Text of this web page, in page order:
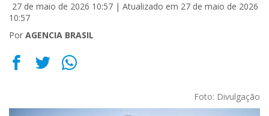
27 de maio de 2026 10:57 | Atualizado em 27 de maio de 2026
10:57
Por AGENCIA BRASIL
Foto: Divulgação